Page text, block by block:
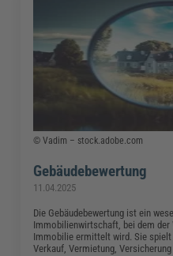
© Vadim – stock.adobe.com
Gebäudebewertung
11.04.2025
Die Gebäudebewertung ist ein
Immobilienwirtschaft, bei dem der
Immobilie ermittelt wird. Sie
Verkauf, Vermietung,